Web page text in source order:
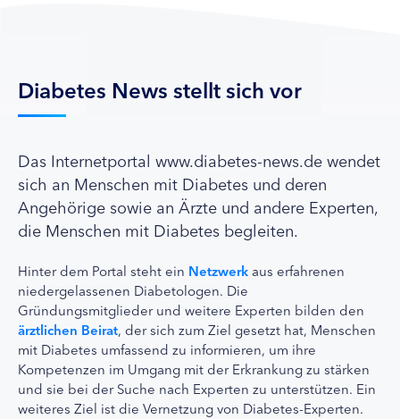
Diabetes News stellt sich vor
Das Internetportal www.diabetes-news.de wendet
sich an Menschen mit Diabetes und deren
Angehörige sowie an Ärzte und andere Experten,
die Menschen mit Diabetes begleiten.
Hinter dem Portal steht ein Netzwerk aus erfahrenen
niedergelassenen Diabetologen. Die
Gründungsmitglieder und weitere Experten bilden den
ärztlichen Beirat, der sich zum Ziel gesetzt hat, Menschen
mit Diabetes umfassend zu informieren, um ihre
Kompetenzen im Umgang mit der Erkrankung zu stärken
und sie bei der Suche nach Experten zu unterstützen. Ein
weiteres Ziel ist die Vernetzung von Diabetes-Experten.